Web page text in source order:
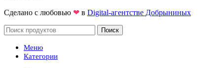
Сделано с любовью ❤ в Digital-агентстве Добрыниных
Поиск
Меню
Категории